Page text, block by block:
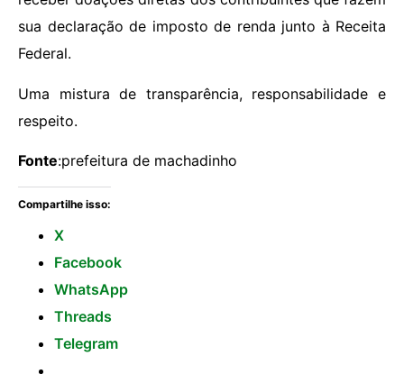
sua declaração de imposto de renda junto à Receita
Federal.
Uma mistura de transparência, responsabilidade e
respeito.
Fonte:prefeitura de machadinho
Compartilhe isso:
X
Facebook
WhatsApp
Threads
Telegram